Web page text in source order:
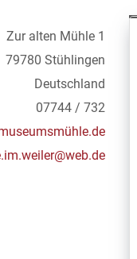
Zur alten Mühle 1
79780 Stühlingen
Deutschland
07744 / 732